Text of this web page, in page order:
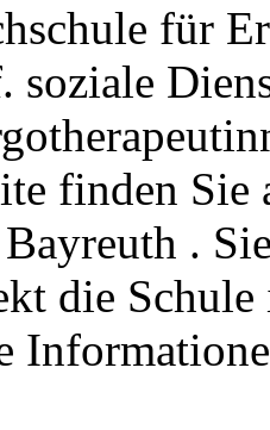
für
soziale
finden
.
die